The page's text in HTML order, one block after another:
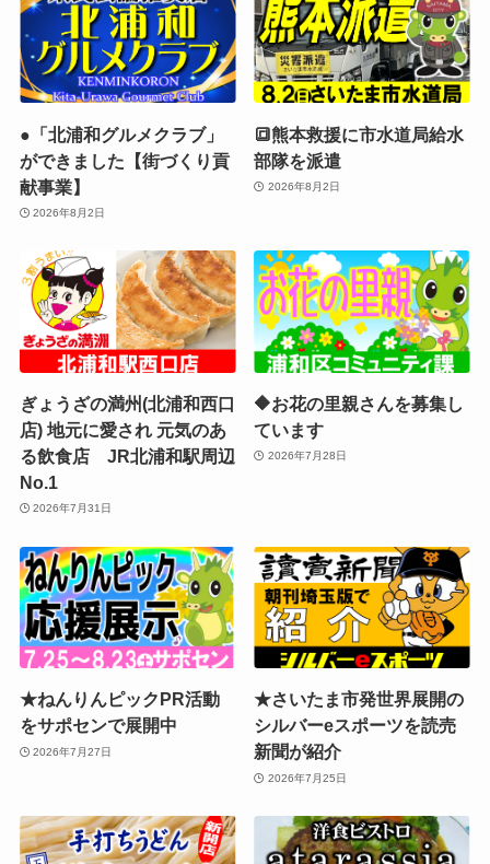
●「北浦和グルメクラブ」
ができました【街づくり貢
献事業】
2026年8月2日
🔳熊本救援に市水道局給水
部隊を派遣
2026年8月2日
ぎょうざの満州(北浦和西口
店) 地元に愛され 元気のあ
る飲食店 JR北浦和駅周辺
No.1
2026年7月31日
🔶お花の里親さんを募集し
ています
2026年7月28日
★ねんりんピックPR活動
をサポセンで展開中
2026年7月27日
★さいたま市発世界展開の
シルバーeスポーツを読売
新聞が紹介
2026年7月25日